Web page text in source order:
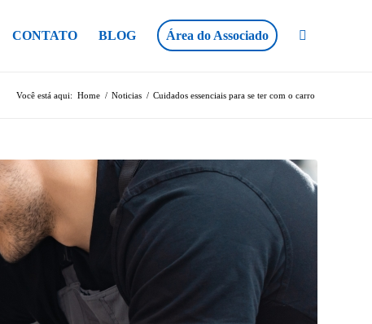
CONTATO BLOG Área do Associado
Você está aqui: Home / Noticias / Cuidados essenciais para se ter com o carro